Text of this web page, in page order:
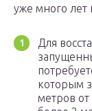
уже много лет
Для
которым
метров